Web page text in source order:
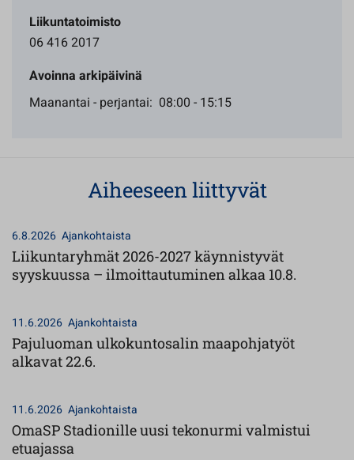
Liikuntatoimisto
06 416 2017
Avoinna arkipäivinä
Maanantai - perjantai: 08:00 - 15:15
Aiheeseen liittyvät
6.8.2026 Ajankohtaista
Liikuntaryhmät 2026-2027 käynnistyvät
syyskuussa – ilmoittautuminen alkaa 10.8.
11.6.2026 Ajankohtaista
Pajuluoman ulkokuntosalin maapohjatyöt
alkavat 22.6.
11.6.2026 Ajankohtaista
OmaSP Stadionille uusi tekonurmi valmistui
etuajassa